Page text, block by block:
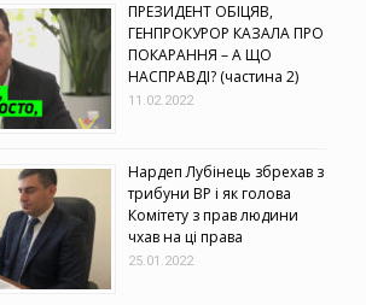
ПРЕЗИДЕНТ ОБІЦЯВ,
ГЕНПРОКУРОР КАЗАЛА ПРО
ПОКАРАННЯ – А ЩО
НАСПРАВДІ? (частина 2)
11.02.2022
Нардеп Лубінець збрехав з
трибуни ВР і як голова
Комітету з прав людини
чхав на ці права
25.01.2022